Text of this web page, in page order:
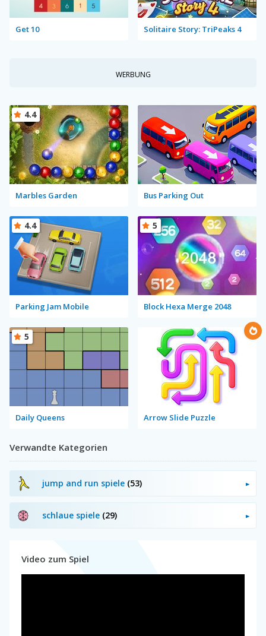
Get 10 Solitaire Story: TriPeaks 4
WERBUNG
Marbles Garden
4.4
Bus Parking Out
Parking Jam Mobile
4.4
Block Hexa Merge 2048
5
Daily Queens
5
Arrow Slide Puzzle
Verwandte Kategorien
jump and run spiele (53)
schlaue spiele (29)
Video zum Spiel